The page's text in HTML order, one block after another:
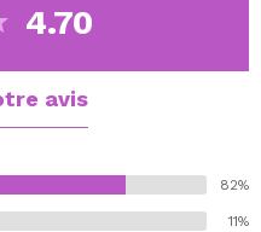
4.70
avis
82%
11%